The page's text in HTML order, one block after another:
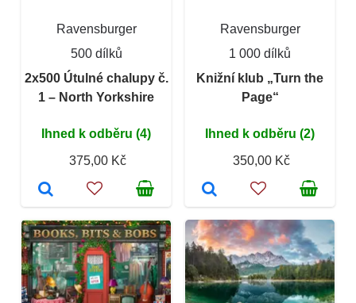
Ravensburger
500 dílků
2x500 Útulné chalupy č.
1 – North Yorkshire
Ihned k odběru (4)
375,00 Kč
Ravensburger
1 000 dílků
Knižní klub „Turn the
Page“
Ihned k odběru (2)
350,00 Kč